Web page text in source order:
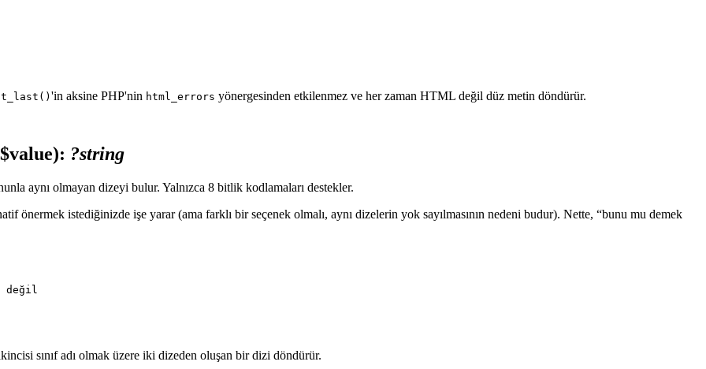
'in aksine PHP'nin html_errors yönergesinden etkilenmez ve her zaman HTML değil düz metin döndürür.
$value): ?string
aynı olmayan dizeyi bulur. Yalnızca 8 bitlik kodlamaları destekler.
önermek istediğinizde işe yarar (ama farklı bir seçenek olmalı, aynı dizelerin yok sayılmasının nedeni budur). Nette, “bunu mu demek
ikincisi sınıf adı olmak üzere iki dizeden oluşan bir dizi döndürür.